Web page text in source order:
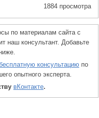
1884 просмотра
по материалам сайта с
наш консультант. Добавьте
консультацию по
опытного эксперта.
вКонтакте.